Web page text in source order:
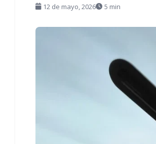
12 de mayo, 2026 5 min